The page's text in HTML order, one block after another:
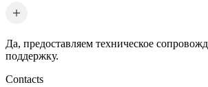
Да, предоставляем техническое
поддержку.
Contacts